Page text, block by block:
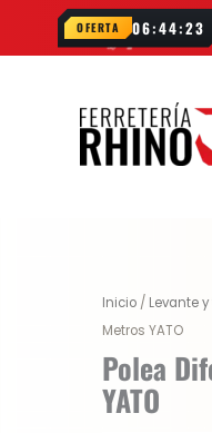
OFERTA 06:44:22
EnvíoGRATISen Bogotá
Inicio / Levante
Metros YATO
Polea
YATO
Original
price
was:
$
Current
price
is:
$